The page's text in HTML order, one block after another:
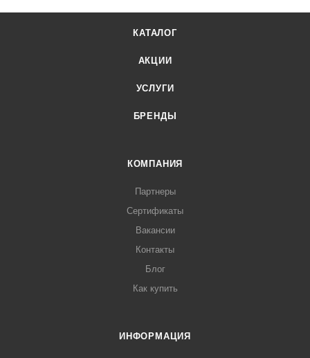
КАТАЛОГ
АКЦИИ
УСЛУГИ
БРЕНДЫ
КОМПАНИЯ
Партнеры
Сертификаты
Вакансии
Контакты
Блог
Как купить
ИНФОРМАЦИЯ